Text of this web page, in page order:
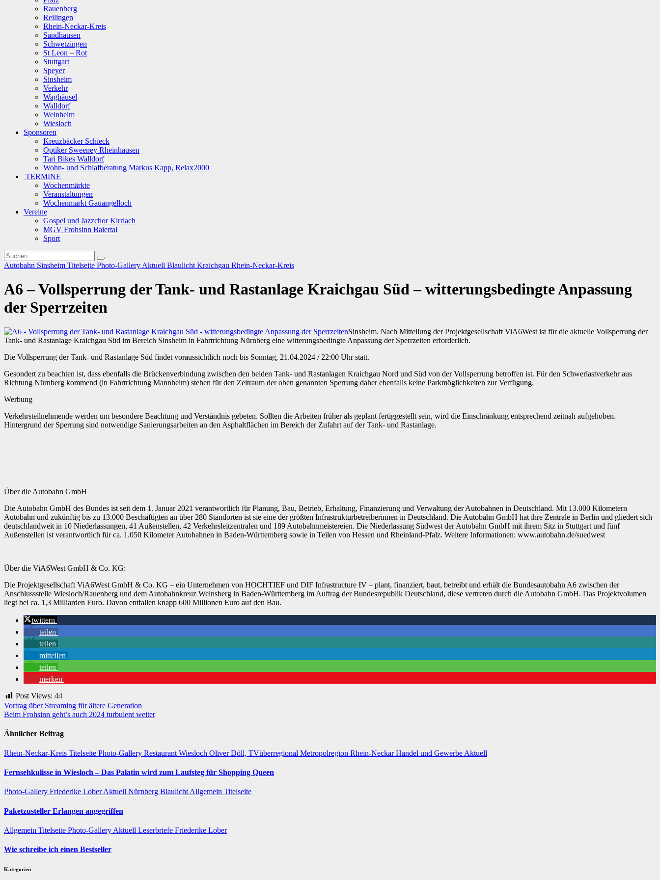
Rauenberg
Reilingen
Rhein-Neckar-Kreis
Sandhausen
Schwetzingen
St Leon – Rot
Stuttgart
Speyer
Sinsheim
Verkehr
Waghäusel
Walldorf
Weinheim
Wiesloch
Sponsoren
Kreuzbäcker Schieck
Optiker Sweeney Rheinhausen
Tari Bikes Walldorf
Wohn- und Schlafberatung Markus Kapp, Relax2000
TERMINE
Wochenmärkte
Veranstaltungen
Wochenmarkt Gauangelloch
Vereine
Gospel und Jazzchor Kirrlach
MGV Frohsinn Baiertal
Sport
Autobahn Sinsheim Titelseite Photo-Gallery Aktuell Blaulicht Kraichgau Rhein-Neckar-Kreis
A6 – Vollsperrung der Tank- und Rastanlage Kraichgau Süd – witterungsbedingte Anpassung
der Sperrzeiten
Sinsheim. Nach Mitteilung der Projektgesellschaft ViA6West ist für die aktuelle Vollsperrung der
Tank- und Rastanlage Kraichgau Süd im Bereich Sinsheim in Fahrtrichtung Nürnberg eine witterungsbedingte Anpassung der Sperrzeiten erforderlich.
Die Vollsperrung der Tank- und Rastanlage Süd findet voraussichtlich noch bis Sonntag, 21.04.2024 / 22:00 Uhr statt.
Gesondert zu beachten ist, dass ebenfalls die Brückenverbindung zwischen den beiden Tank- und Rastanlagen Kraichgau Nord und Süd von der Vollsperrung betroffen ist. Für den Schwerlastverkehr aus
Richtung Nürnberg kommend (in Fahrtrichtung Mannheim) stehen für den Zeitraum der oben genannten Sperrung daher ebenfalls keine Parkmöglichkeiten zur Verfügung.
Werbung
Verkehrsteilnehmende werden um besondere Beachtung und Verständnis gebeten. Sollten die Arbeiten früher als geplant fertiggestellt sein, wird die Einschränkung entsprechend zeitnah aufgehoben.
Hintergrund der Sperrung sind notwendige Sanierungsarbeiten an den Asphaltflächen im Bereich der Zufahrt auf der Tank- und Rastanlage.
Über die Autobahn GmbH
Die Autobahn GmbH des Bundes ist seit dem 1. Januar 2021 verantwortlich für Planung, Bau, Betrieb, Erhaltung, Finanzierung und Verwaltung der Autobahnen in Deutschland. Mit 13.000 Kilometern
Autobahn und zukünftig bis zu 13.000 Beschäftigten an über 280 Standorten ist sie eine der größten Infrastrukturbetreiberinnen in Deutschland. Die Autobahn GmbH hat ihre Zentrale in Berlin und gliedert sich
deutschlandweit in 10 Niederlassungen, 41 Außenstellen, 42 Verkehrsleitzentralen und 189 Autobahnmeistereien. Die Niederlassung Südwest der Autobahn GmbH mit ihrem Sitz in Stuttgart und fünf
Außenstellen ist verantwortlich für ca. 1.050 Kilometer Autobahnen in Baden-Württemberg sowie in Teilen von Hessen und Rheinland-Pfalz. Weitere Informationen: www.autobahn.de/suedwest
Über die ViA6West GmbH & Co. KG:
Die Projektgesellschaft ViA6West GmbH & Co. KG – ein Unternehmen von HOCHTIEF und DIF Infrastructure IV – plant, finanziert, baut, betreibt und erhält die Bundesautobahn A6 zwischen der
Anschlussstelle Wiesloch/Rauenberg und dem Autobahnkreuz Weinsberg in Baden-Württemberg im Auftrag der Bundesrepublik Deutschland, diese vertreten durch die Autobahn GmbH. Das Projektvolumen
liegt bei ca. 1,3 Milliarden Euro. Davon entfallen knapp 600 Millionen Euro auf den Bau.
twittern
teilen
teilen
mitteilen
teilen
merken
Post Views: 44
Beitragsnavigation
Vortrag über Streaming für ältere Generation
Beim Frohsinn geht’s auch 2024 turbulent weiter
Ähnlicher Beitrag
Rhein-Neckar-Kreis Titelseite Photo-Gallery Restaurant Wiesloch Oliver Döll, TVüberregional Metropolregion Rhein-Neckar Handel und Gewerbe Aktuell
Fernsehkulisse in Wiesloch – Das Palatin wird zum Laufsteg für Shopping Queen
Photo-Gallery Friederike LoberAktuell Nürnberg Blaulicht Allgemein Titelseite
Paketzusteller Erlangen angegriffen
Allgemein Titelseite Photo-Gallery Aktuell Leserbriefe Friederike Lober
Wie schreibe ich einen Bestseller
Kategorien